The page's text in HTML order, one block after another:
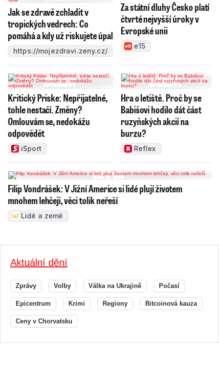
Jak se zdravě zchladit v
tropických vedrech: Co
pomáhá a kdy už riskujete úpal
https://mojezdravi.zeny.cz/
Za státní dluhy Česko platí
čtvrté nejvyšší úroky v
Evropské unii
e15
Kritický Priske: Nepřijatelné,
tohle nestačí. Změny?
Omlouvám se, nedokážu
odpovědět
iSport
Hra o letiště. Proč by se
Babišovi hodilo dát část
ruzyňských akcií na
burzu?
Reflex
Filip Vondrášek: V Jižní Americe si lidé plují životem
mnohem lehčeji, věci tolik neřeší
Lidé a země
Aktuální dění
Zprávy Volby Válka na Ukrajině Počasí
Epicentrum Krimi Regiony Bitcoinová kauza
Ceny v Chorvatsku